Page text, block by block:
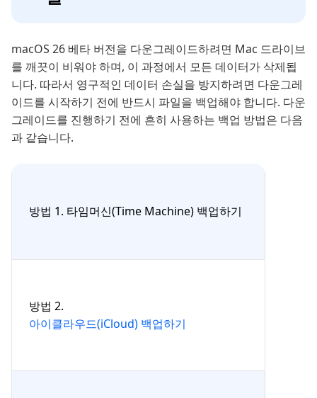
macOS 26 베타 버전을 다운그레이드하려면 Mac 드라이브
를 깨끗이 비워야 하며, 이 과정에서 모든 데이터가 삭제됩
니다. 따라서 영구적인 데이터 손실을 방지하려면 다운그레
이드를 시작하기 전에 반드시 파일을 백업해야 합니다. 다운
그레이드를 진행하기 전에 흔히 사용하는 백업 방법은 다음
과 같습니다.
방법 1. 타임머신(Time Machine) 백업하기
방법 2.
아이클라우드(iCloud) 백업하기